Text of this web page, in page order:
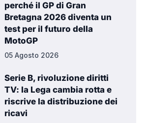
perché il GP di Gran
Bretagna 2026 diventa un
test per il futuro della
MotoGP
05 Agosto 2026
Serie B, rivoluzione diritti
TV: la Lega cambia rotta e
riscrive la distribuzione dei
ricavi